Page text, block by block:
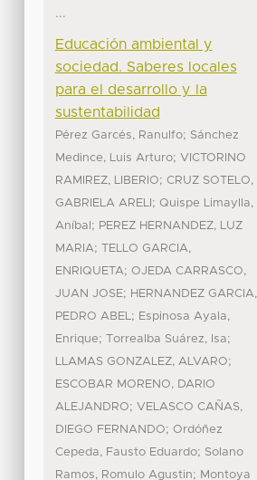
...
Educación ambiental y
sociedad. Saberes locales
para el desarrollo y la
sustentabilidad
Pérez Garcés, Ranulfo; Sánchez
Medince, Luis Arturo; VICTORINO
RAMIREZ, LIBERIO; CRUZ SOTELO,
GABRIELA ARELI ; Quispe Limaylla,
Aníbal ; PEREZ HERNANDEZ, LUZ
MARIA;
TELLO GARCIA,
ENRIQUETA; OJEDA CARRASCO,
JUAN JOSE; HERNANDEZ GARCIA,
PEDRO ABEL; Espinosa Ayala,
Enrique; Torrealba Suárez, Isa;
LLAMAS GONZALEZ, ALVARO;
ESCOBAR MORENO, DARIO
ALEJANDRO; VELASCO CAÑAS,
DIEGO FERNANDO; Ordóñez
Cepeda, Fausto Eduardo; Solano
Ramos, Romulo Agustin; Montoya